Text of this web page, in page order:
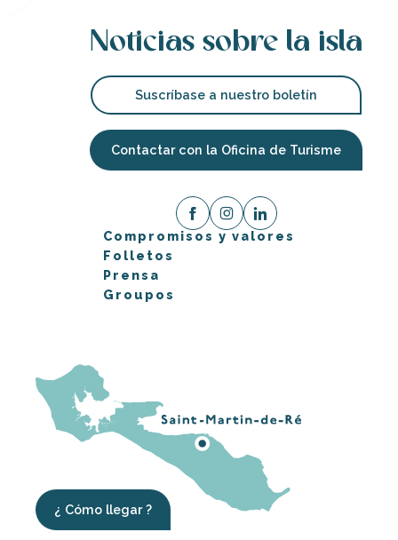
Noticias sobre la isla
Suscríbase a nuestro boletín
Contactar con la Oficina de Turisme
Compromisos y valores
Folletos
Prensa
Groupos
¿ Cómo llegar ?